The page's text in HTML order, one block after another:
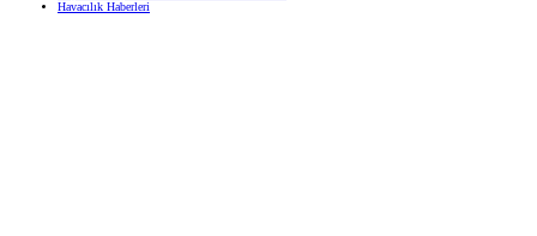
Havacılık Haberleri